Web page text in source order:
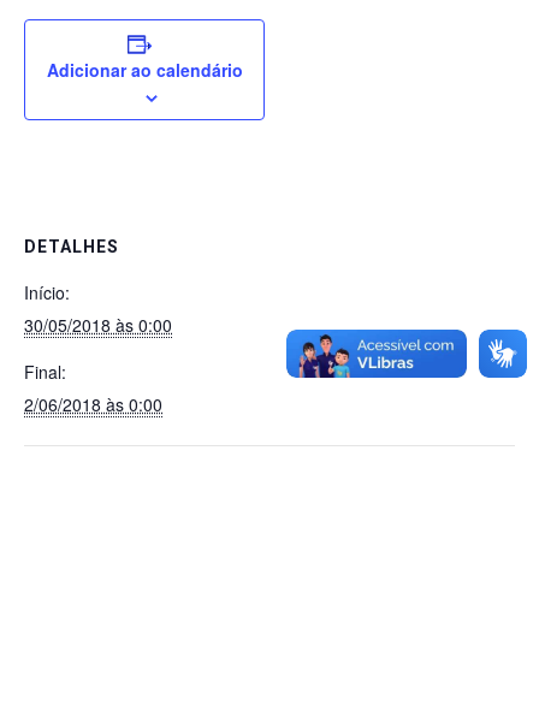
Adicionar ao calendário
DETALHES
Início:
30/05/2018 às 0:00
Final:
2/06/2018 às 0:00